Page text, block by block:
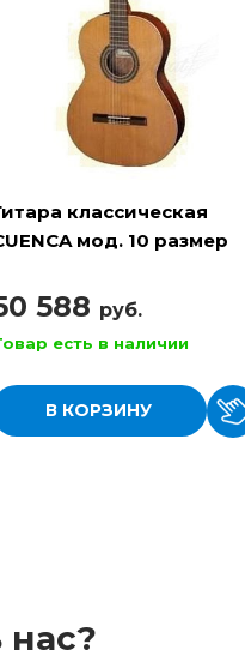
классическая
мод. 10 размер
588 руб.
есть в наличии
В КОРЗИНУ
нас?